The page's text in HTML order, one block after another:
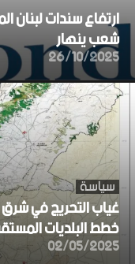
ارتفاع سندات لبنان
شعب ينهار
26/10/2025
سياسة
غياب التحريج في
خطط البلديات
02/05/2025